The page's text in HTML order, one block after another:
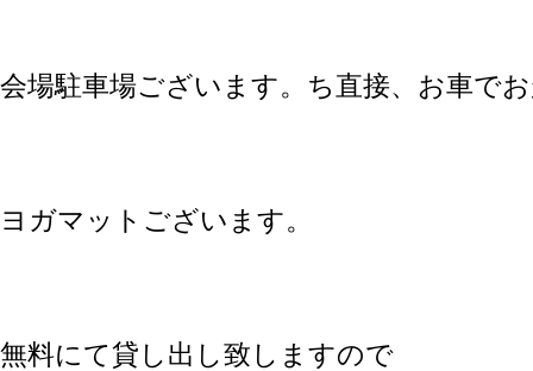
会場駐車場ございます。ち直接、お車で
ヨガマットございます。
無料にて貸し出し致しますので